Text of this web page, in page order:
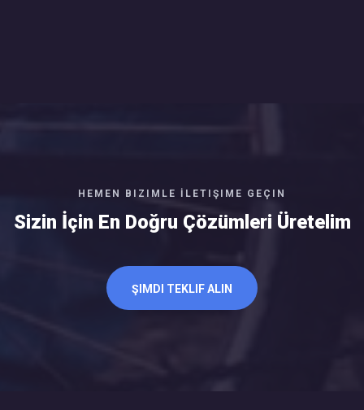
HEMEN BIZIMLE İLETIŞIME GEÇIN
Sizin İçin En Doğru Çözümleri Üretelim
ŞIMDI TEKLIF ALIN